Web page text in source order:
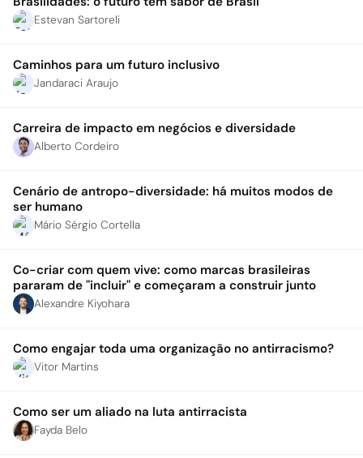
Estevan Sartoreli
Caminhos para um futuro inclusivo
Jandaraci Araujo
Carreira de impacto em negócios e diversidade
Alberto Cordeiro
Cenário de antropo-diversidade: há muitos modos de
ser humano
Mário Sérgio Cortella
Co-criar com quem vive: como marcas brasileiras
pararam de "incluir" e começaram a construir junto
Alexandre Kiyohara
Como engajar toda uma organização no antirracismo?
Vitor Martins
Como ser um aliado na luta antirracista
Fayda Belo